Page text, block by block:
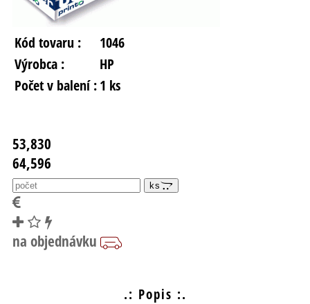
Kód tovaru :
1046
Výrobca :
HP
Počet v balení :1 ks
53,830
64,596
ks
.: Popis :.